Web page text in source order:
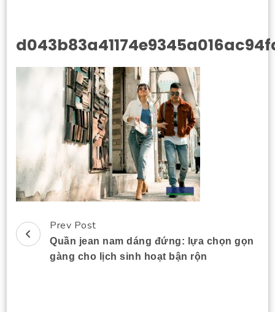
Post
Navigation
Prev Post
Quần jean nam dáng đứng: lựa chọn gọn
gàng cho lịch sinh hoạt bận rộn